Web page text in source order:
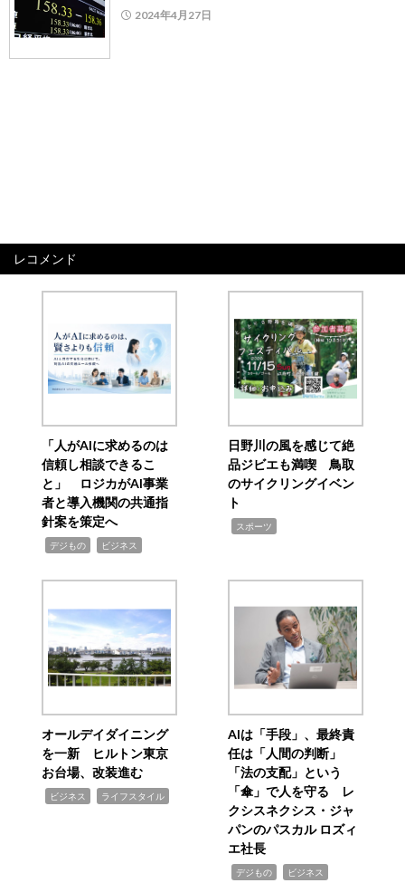
2024年4月27日
レコメンド
「人がAIに求めるのは
信頼し相談できるこ
と」 ロジカがAI事業
者と導入機関の共通指
針案を策定へ
デジもの ビジネス
日野川の風を感じて絶
品ジビエも満喫 鳥取
のサイクリングイベン
ト
スポーツ
オールデイダイニング
を一新 ヒルトン東京
お台場、改装進む
ビジネス ライフスタイル
AIは「手段」、最終責
任は「人間の判断」
「法の支配」という
「傘」で人を守る レ
クシスネクシス・ジャ
パンのパスカル ロズィ
エ社長
デジもの ビジネス